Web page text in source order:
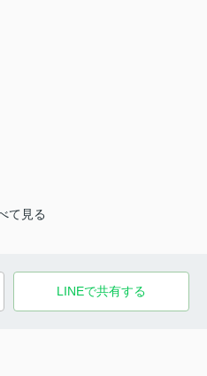
て見る
LINEで共有する